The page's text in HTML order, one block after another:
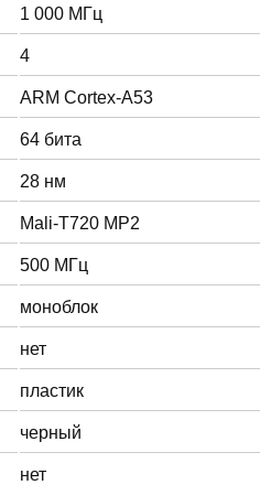
1 000 МГц
4
ARM Cortex-A53
64 бита
28 нм
Mali-T720 MP2
500 МГц
моноблок
нет
пластик
черный
нет